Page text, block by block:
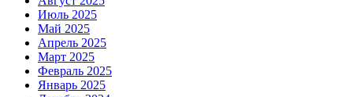
Июль 2025
Май 2025
Апрель 2025
Март 2025
Февраль 2025
Январь 2025